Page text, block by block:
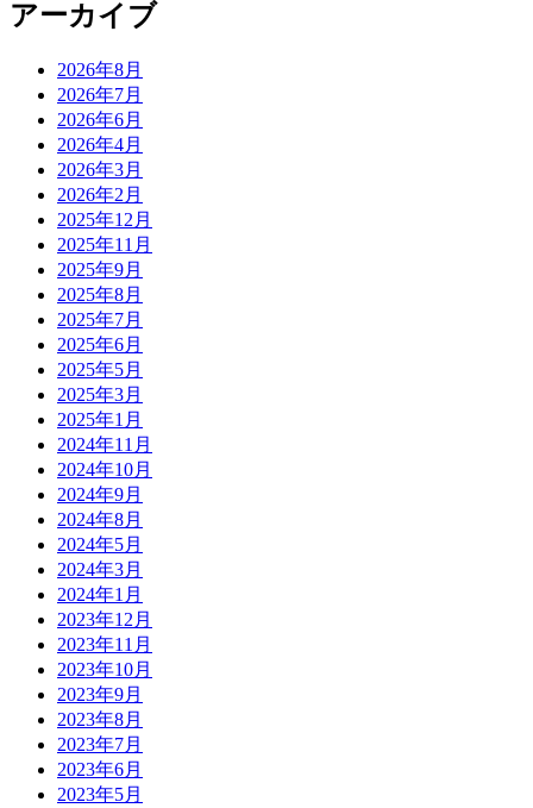
アーカイブ
2026年8月
2026年7月
2026年6月
2026年4月
2026年3月
2026年2月
2025年12月
2025年11月
2025年9月
2025年8月
2025年7月
2025年6月
2025年5月
2025年3月
2025年1月
2024年11月
2024年10月
2024年9月
2024年8月
2024年5月
2024年3月
2024年1月
2023年12月
2023年11月
2023年10月
2023年9月
2023年8月
2023年7月
2023年6月
2023年5月